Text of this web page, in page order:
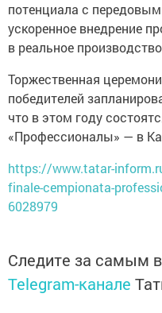
потенциала с
ускоренное внедрение
в реальное
Торжественная
победителей
что в этом году
«Профессионалы» — в
https://www.tatar-
finale-cempionata-
6028979
Следите за самым
Telegram-канале